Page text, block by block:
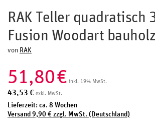
RAK Teller quadratisch
Fusion Woodart
von RAK
51,80€ inkl. 19% MwSt.
43,53 € exkl. MwSt.
Lieferzeit: ca. 8 Wochen
Versand 9,90 € zzgl. MwSt. (Deutschland)